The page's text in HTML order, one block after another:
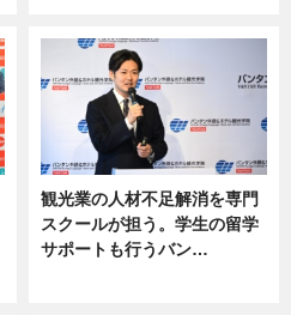
観光業の人材不足解消を専門
スクールが担う。学生の留学
サポートも行うバン…